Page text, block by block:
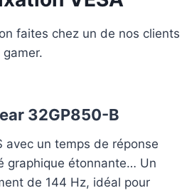
faites chez un de nos clients
gamer.
32GP850-B
avec un temps de réponse
graphique étonnante… Un
de 144 Hz, idéal pour